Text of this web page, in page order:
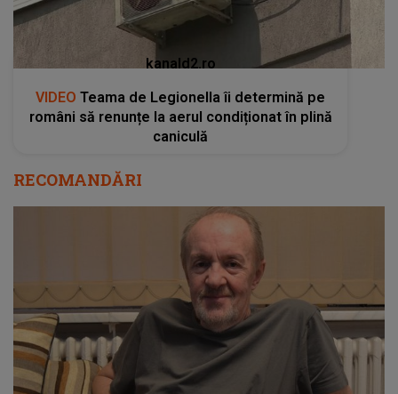
kanald2.ro
VIDEO Teama de Legionella îi determină pe
români să renunțe la aerul condiționat în plină
caniculă
RECOMANDĂRI